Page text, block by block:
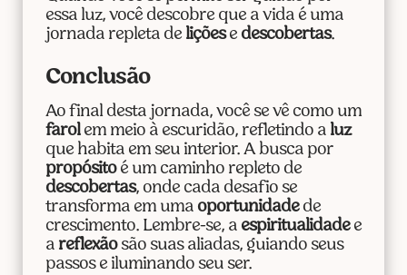
essa luz, você descobre que a vida é uma
jornada repleta de liçõese descobertas.
Conclusão
Ao final desta jornada, você se vê como um
farolem meio à escuridão, refletindo a luz
que habita em seu interior. A busca por
propósitoé um caminho repleto de
descobertas, onde cada desafio se
transforma em uma oportunidadede
crescimento. Lembre-se, a espiritualidadee
a reflexãosão suas aliadas, guiando seus
passos e iluminando seu ser.